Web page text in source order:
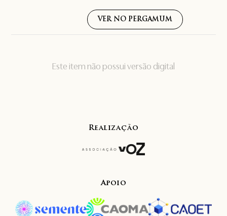
Este item não possui versão digital
VER NO PERGAMUM
Realização
Apoio